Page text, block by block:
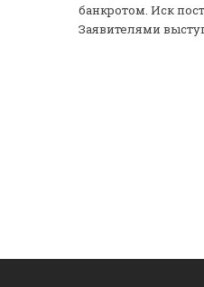
банкротом. Иск
Заявителями